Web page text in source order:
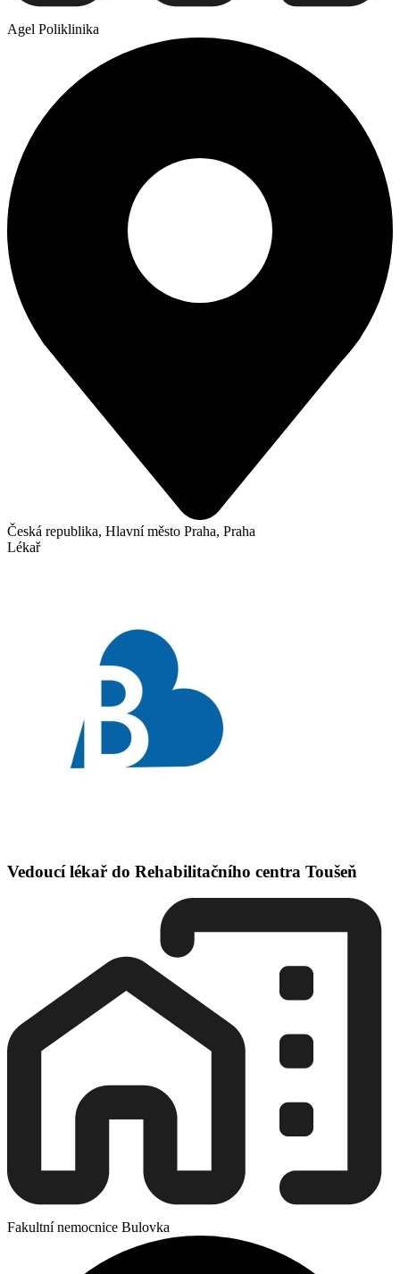
Agel Poliklinika
Česká republika, Hlavní město Praha, Praha
Lékař
Vedoucí lékař do Rehabilitačního centra Toušeň
Fakultní nemocnice Bulovka